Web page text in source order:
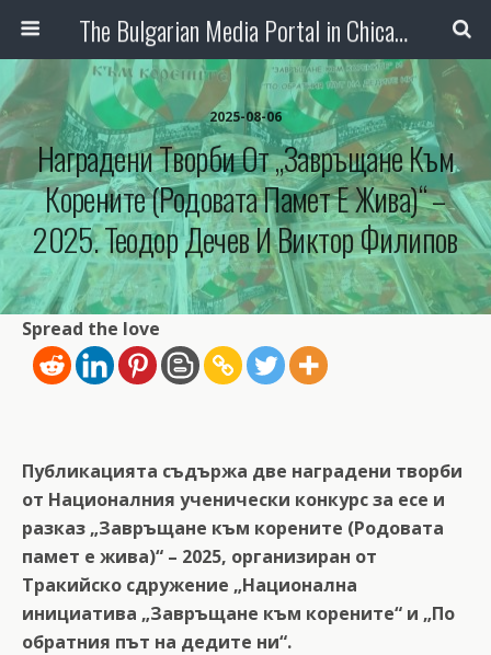
The Bulgarian Media Portal in Chicago
2025-08-06
Наградени Творби От „Завръщане Към
Корените (Родовата Памет Е Жива)“ –
2025. Теодор Дечев И Виктор Филипов
Spread the love
Публикацията съдържа две наградени творби
от Националния ученически конкурс за есе и
разказ „Завръщане към корените (Родовата
памет е жива)“ – 2025, организиран от
Тракийско сдружение „Национална
инициатива „Завръщане към корените“ и „По
обратния път на дедите ни“.